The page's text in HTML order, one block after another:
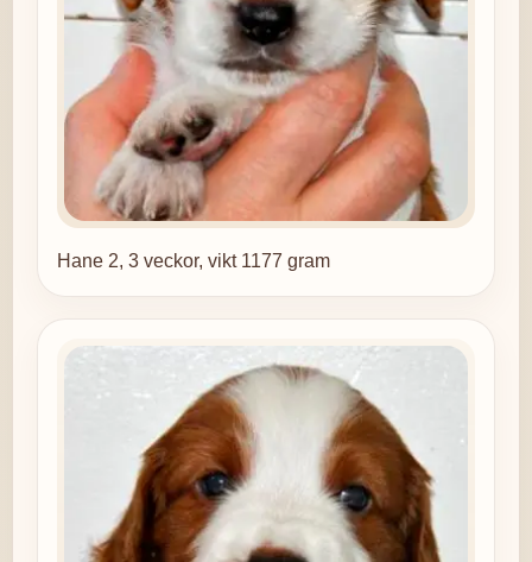
Hane 2, 3 veckor, vikt 1177 gram